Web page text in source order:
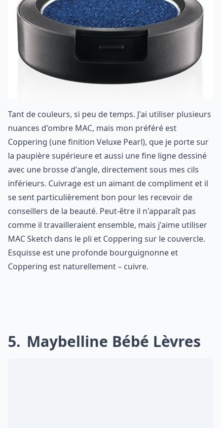
Tant de couleurs, si peu de temps. J'ai utiliser plusieurs
nuances d'ombre MAC, mais mon préféré est
Coppering (une finition Veluxe Pearl), que je porte sur
la paupière supérieure et aussi une fine ligne dessiné
avec une brosse d'angle, directement sous mes cils
inférieurs. Cuivrage est un aimant de compliment et il
se sent particulièrement bon pour les recevoir de
conseillers de la beauté. Peut-être il n'apparaît pas
comme il travailleraient ensemble, mais j'aime utiliser
MAC Sketch dans le pli et Coppering sur le couvercle.
Esquisse est une profonde bourguignonne et
Coppering est naturellement – cuivre.
5 Maybelline Bébé Lèvres